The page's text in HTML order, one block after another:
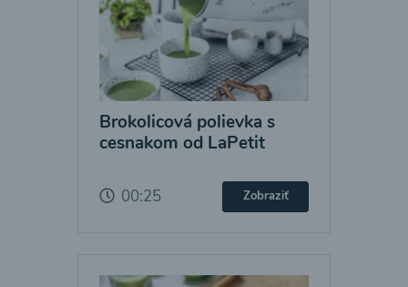
Brokolicová polievka s
cesnakom od LaPetit
00:25 Zobraziť